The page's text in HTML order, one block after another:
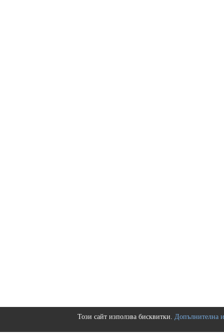
Този сайт използва бисквитки. Допълнителна